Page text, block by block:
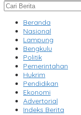
Beranda
Nasional
Lampung
Bengkulu
Politik
Pemerintahan
Hukrim
Pendidikan
Ekonomi
Advertorial
Indeks Berita